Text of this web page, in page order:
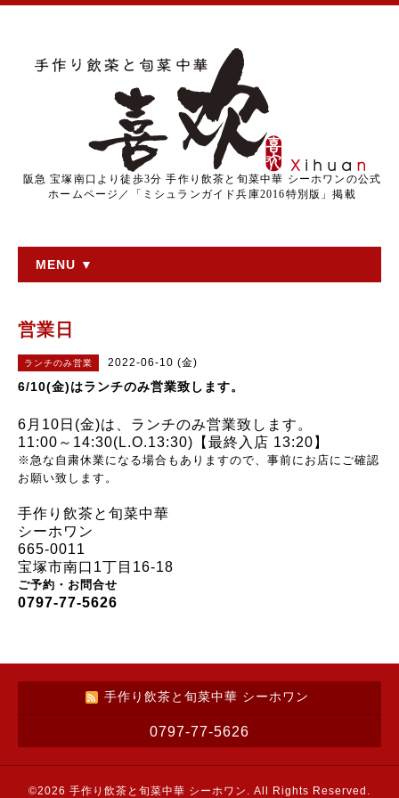
阪急 宝塚南口より徒歩3分 手作り飲茶と旬菜中華 シーホワンの公式
ホームページ／「ミシュランガイド兵庫2016特別版」掲載
MENU ▼
営業日
ランチのみ営業 2022-06-10 (金)
6/10(金)はランチのみ営業致します。
6月10日(金)は、 ランチのみ営業致します。
11:00～14:30(L.O.13:30)【最終入店 13:20】
※急な自粛休業になる場合もありますので、事前にお店にご確認
お願い致します。
手作り飲茶と旬菜中華
シーホワン
665-0011
宝塚市南口1丁目16-18
ご予約・お問合せ
0797-77-5626
手作り飲茶と旬菜中華 シーホワン
0797-77-5626
©2026 手作り飲茶と旬菜中華 シーホワン . All Rights Reserved.